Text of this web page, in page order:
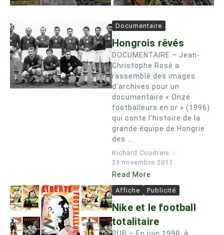
Documentaire
Hongrois rêvés
DOCUMENTAIRE – Jean-
Christophe Rosé a
rassemblé des images
d’archives pour un
documentaire « Onze
footballeurs en or » (1996)
qui conte l’histoire de la
grande équipe de Hongrie
des ...
Richard Coudrais
23 novembre 2011
Read More
Affiche Publicité
Nike et le football
totalitaire